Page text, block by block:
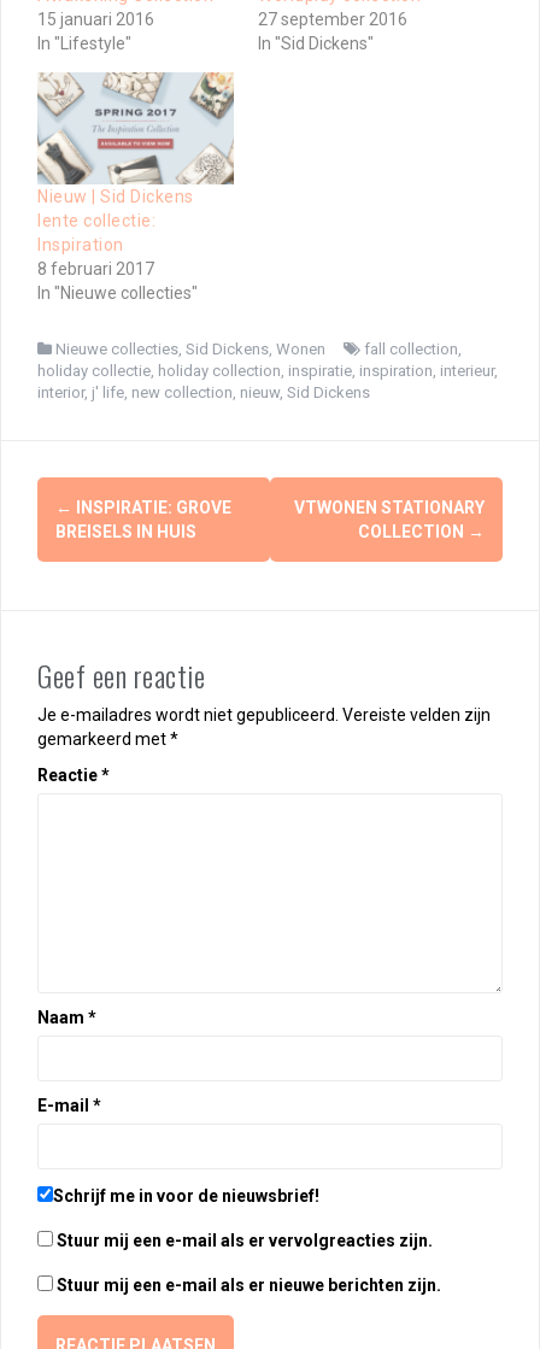
15 januari 2016
In "Lifestyle"
27 september 2016
In "Sid Dickens"
Nieuw | Sid Dickens
lente collectie:
Inspiration
8 februari 2017
In "Nieuwe collecties"
Nieuwe collecties Sid Dickens Wonen fall collection
holiday collectie holiday collection inspiratie inspiration interieur,
interior, j' life new collection nieuw, Sid Dickens
Berichtnavigatie
←
INSPIRATIE: GROVE
BREISELS IN HUIS
VTWONEN STATIONARY
COLLECTION →
Geef een reactie
Je e-mailadres wordt niet gepubliceerd. Vereiste velden zijn
gemarkeerd met*
Reactie*
Naam *
E-mail *
Schrijf me in voor de nieuwsbrief!
Stuur mij een e-mail als er vervolgreacties zijn.
Stuur mij een e-mail als er nieuwe berichten zijn.